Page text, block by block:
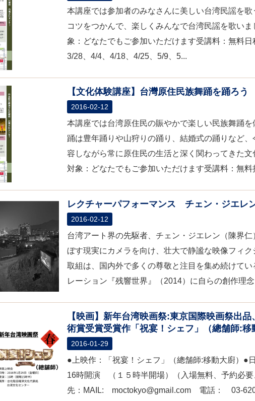
本講座では参加者のみなさんに美しい台湾民謡を歌
コツをつかんで、楽しくみんなで台湾民謡を歌い
象：どなたでもご参加いただけます受講料：無料
3/28、4/4、4/18、4/25、5/9、5...
【文化体験講座】台灣原住民族舞踊を踊ろう
2016-02-12
本講座では台湾原住民の賑やかで楽しい民族舞踊
踊は豊年踊りや山狩りの踊り、結婚式の踊りなど
容しながら常に原住民の生活と深く関わってきた
対象：どなたでもご参加いただけます受講料：無料
レクチャーパフォーマンス チェン・ジエレ
2016-02-12
台湾アート界の先駆者、チェン・ジエレン（陳界
ぼす現実にカメラを向け、壮大で静謐な映像フィ
取組は、国内外で多くの尊敬と注目を集め続けて
レーション『残響世界』（2014）に自らの創作理
【映画】新年台湾映画祭:東京国際映画祭出
術賞受賞受賞作「祝宴！シェフ」（總舗師:移
2016-01-29
●上映作：「祝宴！シェフ」（總舗師:移動大廚）●
16時開演 （１５時半開場）（入場無料、予約必
先：MAIL: moctokyo@gmail.com 電話： 03-